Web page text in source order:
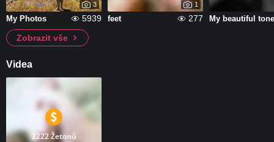
3
My Photos 5939
1
feet 277
Zobrazit vše
Videa
2222 Žetonů